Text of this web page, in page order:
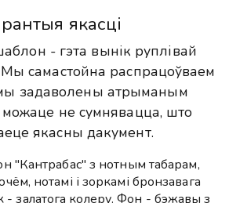
якасці
- гэта вынік руплівай
самастойна распрацоўваем
задаволены атрыманым
не сумнявацца, што
якасны дакумент.
"Кантрабас" з нотным табарам,
нотамі і зоркамі бронзавага
- залатога колеру. Фон - бэжавы з